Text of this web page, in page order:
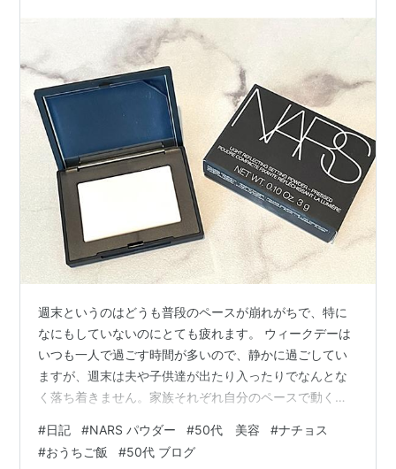
週末というのはどうも普段のペースが崩れがちで、特に
なにもしていないのにとても疲れます。 ウィークデーは
いつも一人で過ごす時間が多いので、静かに過ごしてい
ますが、週末は夫や子供達が出たり入ったりでなんとな
く落ち着きません。家族それぞれ自分のペースで動くの
と用意すべきかどうか、その都度変わるので、考えるだ
けで疲れます。。。何時に何を用意したらいいのやら？
#日記 #NARS パウダー #50代 美容 #ナチョス
#おうちご飯 #50代 ブログ